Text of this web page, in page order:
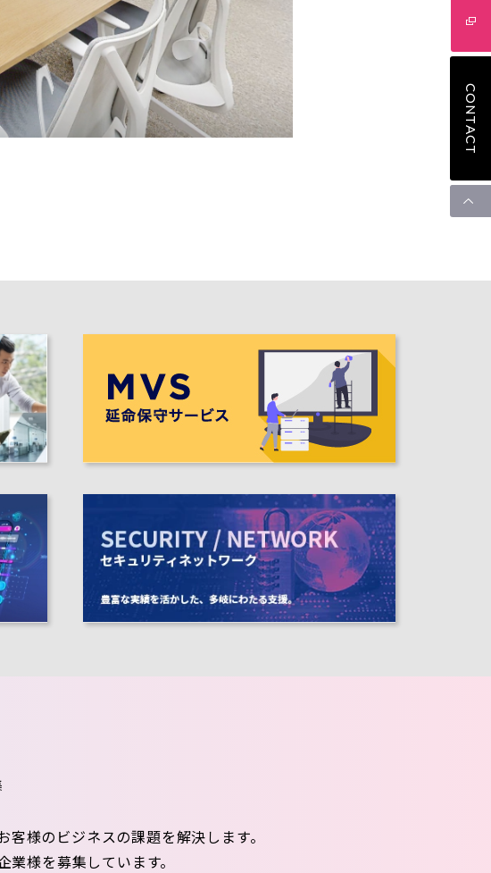
CONTACT
様のビジネスの課題を解決します。
様を募集しています。